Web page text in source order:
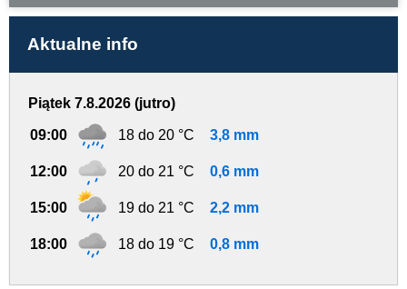
Aktualne info
Piątek 7.8.2026 (jutro)
09:00 18 do 20 °C 3,8 mm
12:00 20 do 21 °C 0,6 mm
15:00 19 do 21 °C 2,2 mm
18:00 18 do 19 °C 0,8 mm